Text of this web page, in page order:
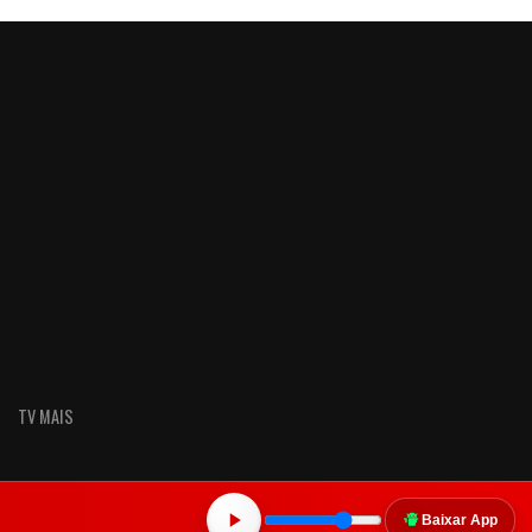
TV MAIS
Baixar App